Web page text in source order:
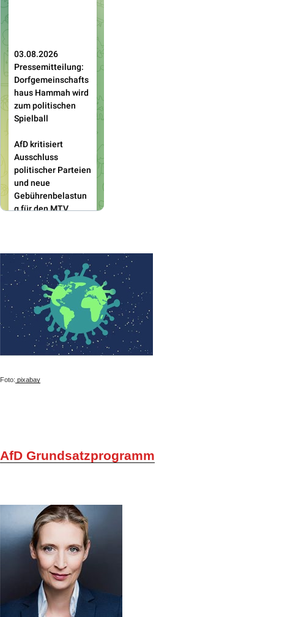
Foto: pixabay
AfD Grundsatzprogramm